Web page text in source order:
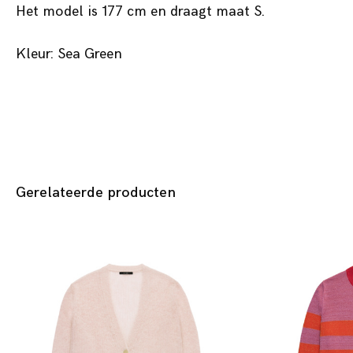
Het model is 177 cm en draagt maat S.
Kleur: Sea Green
Gerelateerde producten